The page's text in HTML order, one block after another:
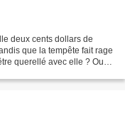
deux cents dollars de
que la tempête fait rage
querellé avec elle ? Ou